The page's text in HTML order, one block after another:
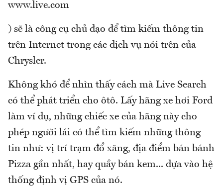
www.live.com
) sẽ là công cụ chủ đạo để tìm kiếm thông tin
trên Internet trong các dịch vụ nói trên của
Chrysler.
Không khó để nhìn thấy cách mà Live Search
có thể phát triển cho ôtô. Lấy hãng xe hơi Ford
làm ví dụ, những chiếc xe của hãng này cho
phép người lái có thể tìm kiếm những thông
tin như: vị trí trạm đổ xăng, địa điểm bán bánh
Pizza gần nhất, hay quầy bán kem... dựa vào hệ
thống định vị GPS của nó.